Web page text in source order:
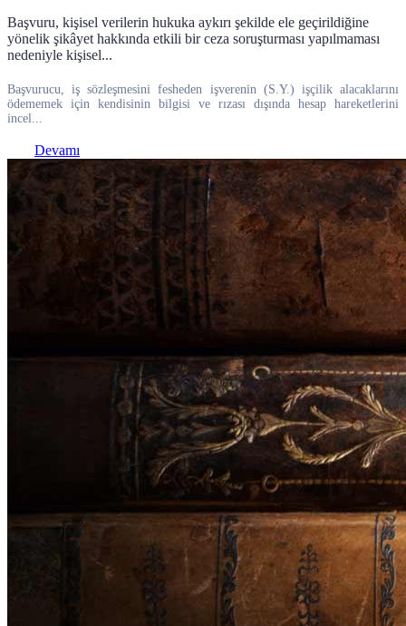
Başvuru, kişisel verilerin hukuka aykırı şekilde ele geçirildiğine
yönelik şikâyet hakkında etkili bir ceza soruşturması yapılmaması
nedeniyle kişisel...
Başvurucu, iş sözleşmesini fesheden işverenin (S.Y.) işçilik alacaklarını
ödememek için kendisinin bilgisi ve rızası dışında hesap hareketlerini
incel...
Devamı